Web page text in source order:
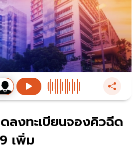
ลงทะเบียนจองคิวฉีด
เพิ่ม